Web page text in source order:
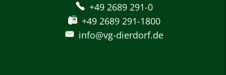
+49 2689 291-0
+49 2689 291-1800
info@vg-dierdorf.de